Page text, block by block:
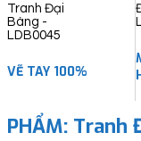
VẼ TAY 100%
PHẨM: Tranh